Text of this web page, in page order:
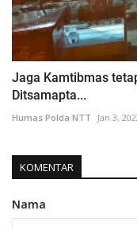
Jaga Kamtibmas
Ditsamapta...
Humas Polda NTT Jan 3,
KOMENTAR
Nama